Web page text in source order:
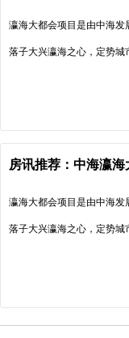
瀛海大都会项目是由中海
落子大兴瀛海之心，定势城
房讯推荐：中海瀛
瀛海大都会项目是由中海
落子大兴瀛海之心，定势城